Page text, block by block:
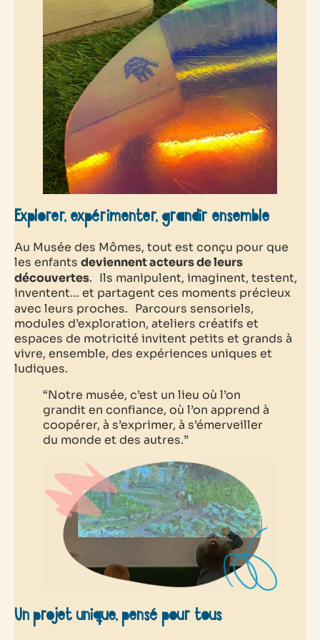
Explorer, expérimenter, grandir ensemble
Au Musée des Mômes, tout est conçu pour que
les enfants deviennent acteurs de leurs
découvertes. Ils manipulent, imaginent, testent,
inventent… et partagent ces moments précieux
avec leurs proches. Parcours sensoriels,
modules d’exploration, ateliers créatifs et
espaces de motricité invitent petits et grands à
vivre, ensemble, des expériences uniques et
ludiques.
“Notre musée, c’est un lieu où l’on
grandit en confiance, où l’on apprend à
coopérer, à s’exprimer, à s’émerveiller
du monde et des autres.”
Un projet unique, pensé pour tous